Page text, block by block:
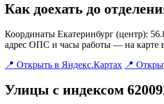
Как доехать до
Координаты Екатеринбург (центр):
адрес ОПС и часы работы — на карте
📍 Открыть в Яндекс.Картах 📍
Улицы с индексом